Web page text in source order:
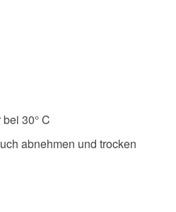
30° C
abnehmen und trocken